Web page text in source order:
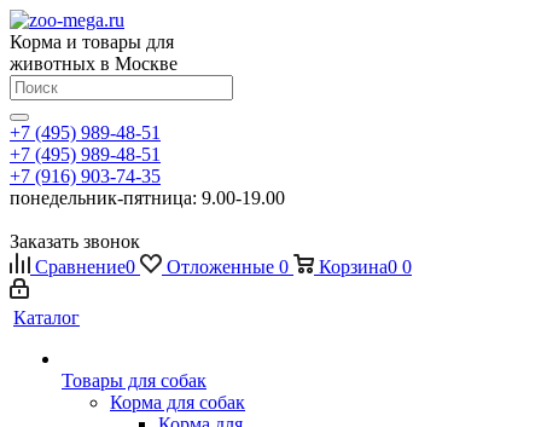
Корма и товары для
животных в Москве
+7 (495) 989-48-51
+7 (495) 989-48-51
+7 (916) 903-74-35
понедельник-пятница: 9.00-19.00
Заказать звонок
Сравнение0 Отложенные 0 Корзина0 0
Каталог
Товары для собак
Корма для собак